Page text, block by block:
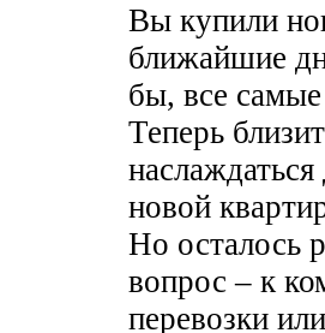
Вы купили
ближайшие
бы, все
Теперь
новой
Но осталось
вопрос – к
перевозки